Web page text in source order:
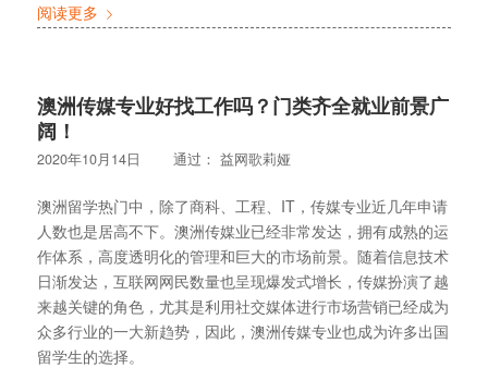
阅读更多
澳洲传媒专业好找工作吗？门类齐全就业前景广
阔！
2020年10月14日 通过： 益网歌莉娅
澳洲留学热门中，除了商科、工程、IT，传媒专业近几年申请
人数也是居高不下。澳洲传媒业已经非常发达，拥有成熟的运
作体系，高度透明化的管理和巨大的市场前景。随着信息技术
日渐发达，互联网网民数量也呈现爆发式增长，传媒扮演了越
来越关键的角色，尤其是利用社交媒体进行市场营销已经成为
众多行业的一大新趋势，因此，澳洲传媒专业也成为许多出国
留学生的选择。